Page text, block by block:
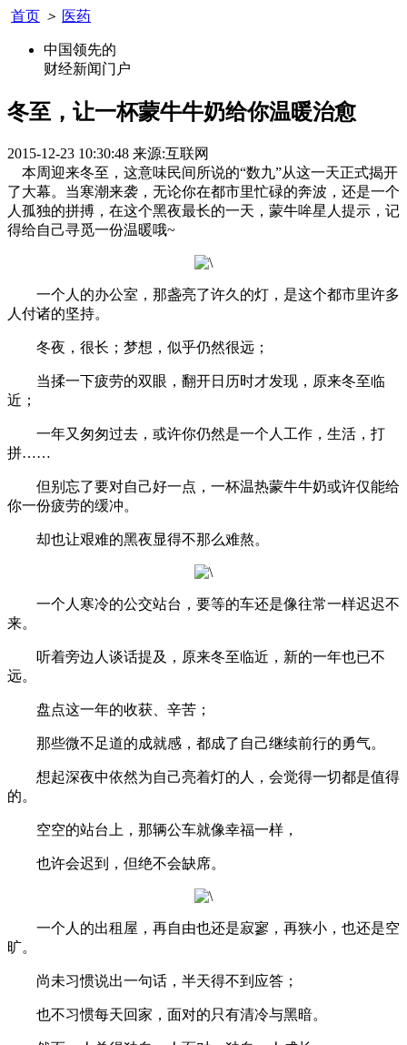
首页 ＞ 医药
中国领先的
财经新闻门户
冬至，让一杯蒙牛牛奶给你温暖治愈
2015-12-23 10:30:48 来源:互联网
本周迎来冬至，这意味民间所说的“数九”从这一天正式揭开
了大幕。当寒潮来袭，无论你在都市里忙碌的奔波，还是一个
人孤独的拼搏，在这个黑夜最长的一天，蒙牛哞星人提示，记
得给自己寻觅一份温暖哦~
一个人的办公室，那盏亮了许久的灯，是这个都市里许多
人付诸的坚持。
冬夜，很长；梦想，似乎仍然很远；
当揉一下疲劳的双眼，翻开日历时才发现，原来冬至临
近；
一年又匆匆过去，或许你仍然是一个人工作，生活，打
拼……
但别忘了要对自己好一点，一杯温热蒙牛牛奶或许仅能给
你一份疲劳的缓冲。
却也让艰难的黑夜显得不那么难熬。
一个人寒冷的公交站台，要等的车还是像往常一样迟迟不
来。
听着旁边人谈话提及，原来冬至临近，新的一年也已不
远。
盘点这一年的收获、辛苦；
那些微不足道的成就感，都成了自己继续前行的勇气。
想起深夜中依然为自己亮着灯的人，会觉得一切都是值得
的。
空空的站台上，那辆公车就像幸福一样，
也许会迟到，但绝不会缺席。
一个人的出租屋，再自由也还是寂寥，再狭小，也还是空
旷。
尚未习惯说出一句话，半天得不到应答；
也不习惯每天回家，面对的只有清冷与黑暗。